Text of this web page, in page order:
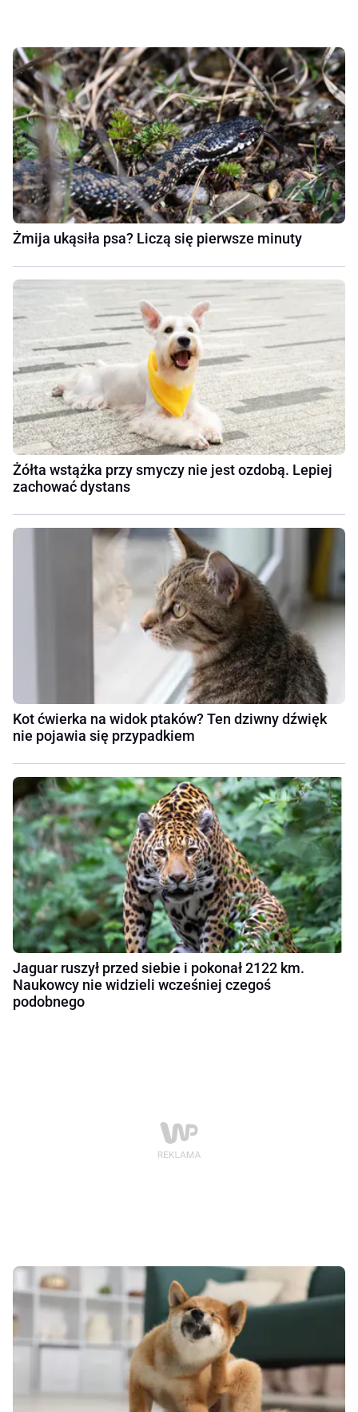
Żmija ukąsiła psa? Liczą się pierwsze minuty
Żółta wstążka przy smyczy nie jest ozdobą. Lepiej
zachować dystans
Kot ćwierka na widok ptaków? Ten dziwny dźwięk
nie pojawia się przypadkiem
Jaguar ruszył przed siebie i pokonał 2122 km.
Naukowcy nie widzieli wcześniej czegoś
podobnego